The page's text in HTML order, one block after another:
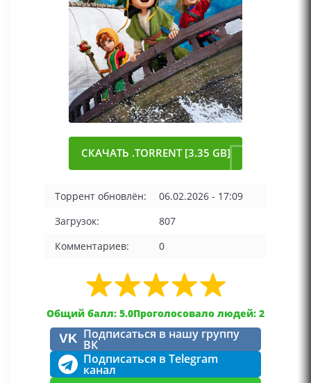
СКАЧАТЬ .TORRENT [3.35 GB]
Торрент обновлён:
06.02.2026 - 17:09
Загрузок:
807
Комментариев:
0
Общий балл: 5.0Проголосовало людей: 2
VK Подписаться в нашу группу
ВК
Подписаться в Telegram
канал